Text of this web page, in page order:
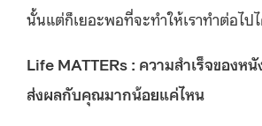
นั้นแต่ก็เยอะพอที่จะทำให้เราทำต่อไป
Life MATTERs : ความสำเร็จของห
ส่งผลกับคุณมากน้อยแค่ไหน